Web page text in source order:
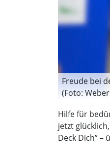
Freude bei
(Foto:
Hilfe für
jetzt
Deck Dich” –